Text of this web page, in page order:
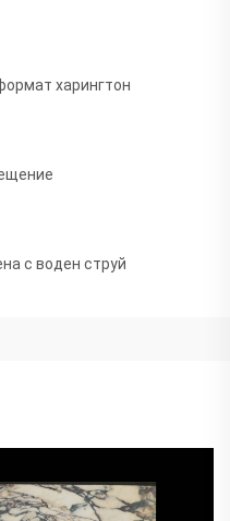
харингтон
с воден струй